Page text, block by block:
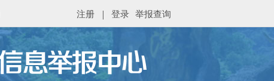
举报查询
登录
|
注册